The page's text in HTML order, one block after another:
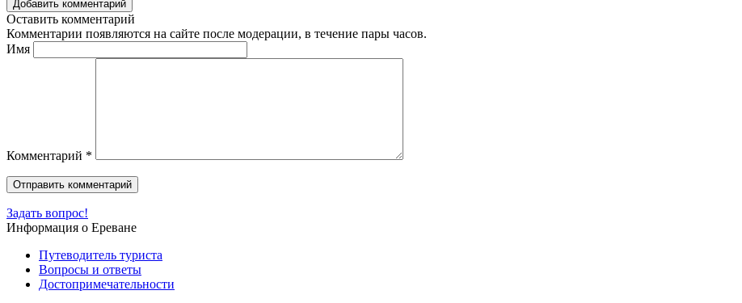
Добавить комментарий
Оставить комментарий
Комментарии появляются на сайте после модерации, в течение пары часов.
Имя
Комментарий *
Задать вопрос!
Информация о Ереване
Путеводитель туриста
Вопросы и ответы
Достопримечательности